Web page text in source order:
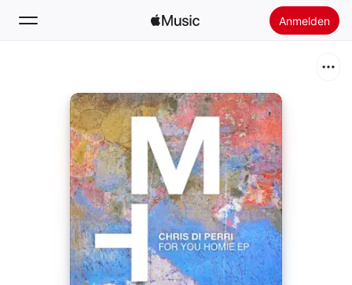
Anmelden
Startseite
Radio
Apple Music installieren